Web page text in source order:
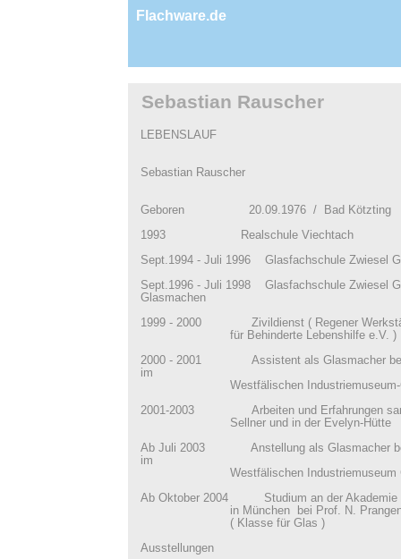
Flachware.de
Sebastian Rauscher
LEBENSLAUF
Sebastian Rauscher
Geboren 20.09.1976 / Bad Kötzting
1993 Realschule Viechtach
Sept.1994 - Juli 1996 Glasfachschule Zwiesel
Sept.1996 - Juli 1998 Glasfachschule Zwiesel
Glasmachen
1999 - 2000 Zivildienst ( Regener
für Behinderte Lebenshilfe e.V. )
2000 - 2001 Assistent als Glasmacher bei
im
Westfälischen Industriemuseum-
2001-2003 Arbeiten und Erfahrungen
Sellner und in der Evelyn-Hütte
Ab Juli 2003 Anstellung als Glasmacher bei
im
Westfälischen Industriemuseum
Ab Oktober 2004 Studium an der Akademie
in München bei Prof. N.
( Klasse für Glas )
Ausstellungen